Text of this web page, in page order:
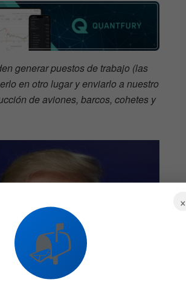
generar puestos de trabajo (las
en otro lugar y enviarlo a nuestro
de aviones, barcos, cohetes y
×
📬